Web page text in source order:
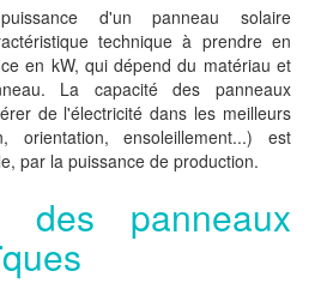
d'un panneau solaire
technique à prendre en
en kW, qui dépend du matériau et
La capacité des panneaux
de l'électricité dans les meilleurs
orientation, ensoleillement...) est
par la puissance de production.
des panneaux